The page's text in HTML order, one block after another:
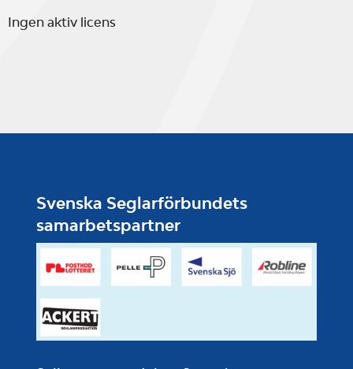
Ingen aktiv licens
Svenska Seglarförbundets
samarbetspartner